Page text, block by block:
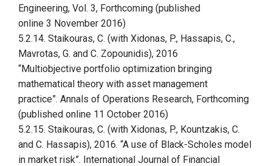
Engineering, Vol. 3, Forthcoming (published
online 3 November 2016)
5.2.14. Staikouras, C. (with Xidonas, P., Hassapis, C.,
Mavrotas, G. and C. Zopounidis), 2016
“Multiobjective portfolio optimization bringing
mathematical theory with asset management
practice”. Annals of Operations Research, Forthcoming
(published online 11 October 2016)
5.2.15. Staikouras, C. (with Xidonas, P., Kountzakis, C.
and C. Hassapis), 2016. “A use of Black-Scholes model
in market risk”. International Journal of Financial